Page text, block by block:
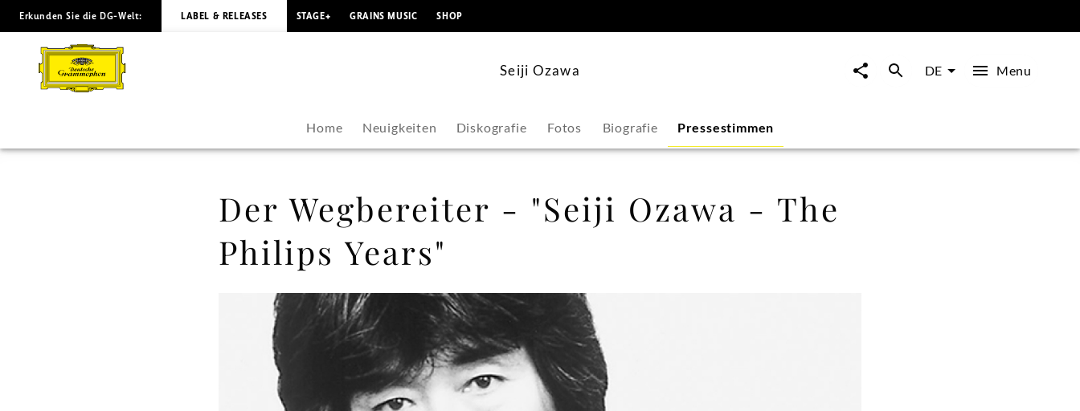
Der
Wegbereiter
"Seiji
Erkunden Sie die DG-Welt: LABEL & RELEASES STAGE+ GRAINS MUSIC SHOP
Seiji Ozawa DE Menu
Home Neuigkeiten Diskografie Fotos Biografie Pressestimmen
Der Wegbereiter - "Seiji Ozawa - The
Philips Years"